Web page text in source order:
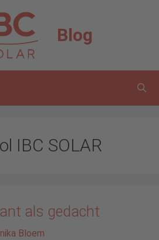
Blog
IBC SOLAR
als gedacht
Bloem